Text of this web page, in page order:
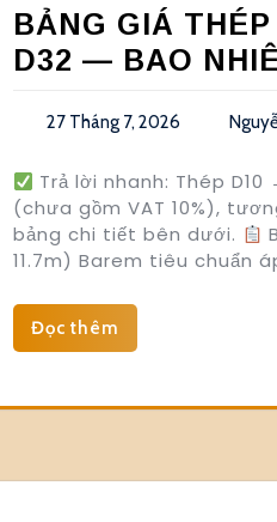
BẢNG GIÁ
D32 — BAO
27 Tháng 7, 2026
Trả lời nhanh: Thép
(chưa gồm VAT 10%),
bảng chi tiết bên dưới.
11.7m) Barem tiêu chuẩn
Đọc thêm